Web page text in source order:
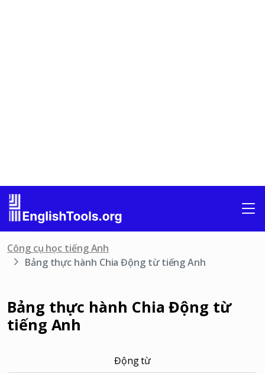
Công cụ học tiếng Anh
Bảng thực hành Chia Động từ tiếng Anh
Bảng thực hành Chia Động từ
tiếng Anh
Động từ